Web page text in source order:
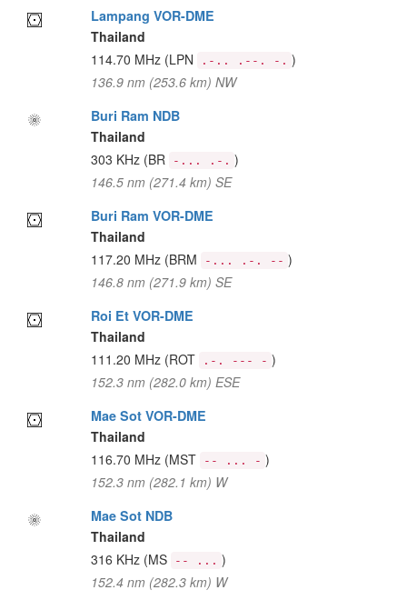
Lampang VOR-DME
Thailand
114.70 MHz (LPN .-.. .--. -. )
136.9 nm (253.6 km) NW
Buri Ram NDB
Thailand
303 KHz (BR -... .-. )
146.5 nm (271.4 km) SE
Buri Ram VOR-DME
Thailand
117.20 MHz (BRM -... .-. -- )
146.8 nm (271.9 km) SE
Roi Et VOR-DME
Thailand
111.20 MHz (ROT .-. --- - )
152.3 nm (282.0 km) ESE
Mae Sot VOR-DME
Thailand
116.70 MHz (MST -- ... - )
152.3 nm (282.1 km) W
Mae Sot NDB
Thailand
316 KHz (MS -- ... )
152.4 nm (282.3 km) W